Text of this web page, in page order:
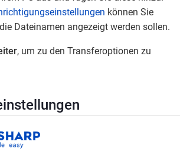
können Sie
Dateinamen angezeigt werden sollen.
, um zu den Transferoptionen zu